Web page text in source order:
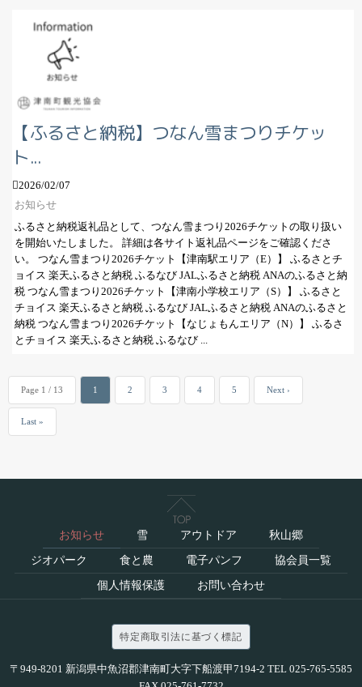
【ふるさと納税】つなん雪まつりチケッ
ト...
2026/02/07
お知らせ
ふるさと納税返礼品として、つなん雪まつり2026チケットの取り扱い
を開始いたしました。 詳細は各サイト返礼品ページをご確認くださ
い。 つなん雪まつり2026チケット【津南駅エリア（E）】 ふるさとチ
ョイス 楽天ふるさと納税 ふるなび JALふるさと納税 ANAのふるさと納
税 つなん雪まつり2026チケット【津南小学校エリア（S）】 ふるさと
チョイス 楽天ふるさと納税 ふるなび JALふるさと納税 ANAのふるさと
納税 つなん雪まつり2026チケット【なじょもんエリア（N）】 ふるさ
とチョイス 楽天ふるさと納税 ふるなび ...
Page 1 / 13 1 2 3 4 5 Next ›
Last »
お知らせ 雪 アウトドア 秋山郷
ジオパーク 食と農 電子パンフ 協会員一覧
個人情報保護 お問い合わせ
特定商取引法に基づく標記
〒949-8201 新潟県中魚沼郡津南町大字下船渡甲7194-2 TEL 025-765-5585